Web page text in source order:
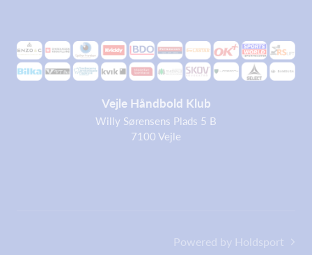
Vejle Håndbold Klub
Willy Sørensens Plads 5 B
7100 Vejle
Powered by Holdsport